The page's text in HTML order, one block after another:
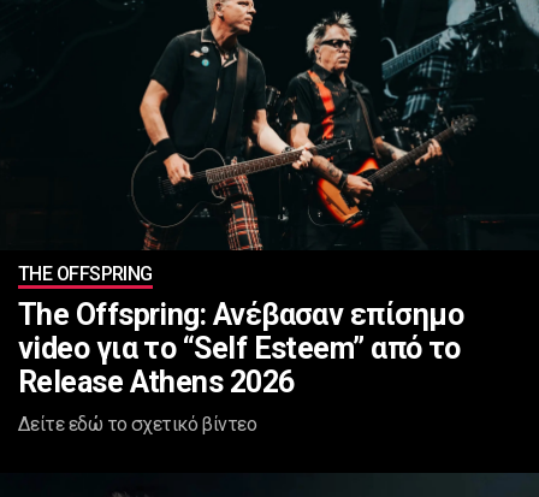
ΤHE OFFSPRING
The Offspring: Ανέβασαν επίσημο
video για το “Self Esteem” από το
Release Athens 2026
Δείτε εδώ το σχετικό βίντεο